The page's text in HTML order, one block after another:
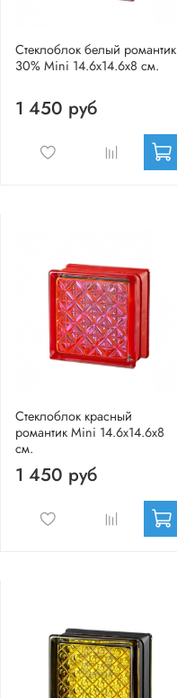
Стеклоблок белый романтик
30% Mini 14.6x14.6x8 см.
1 450 руб
Стеклоблок красный
романтик Mini 14.6x14.6x8
см.
1 450 руб